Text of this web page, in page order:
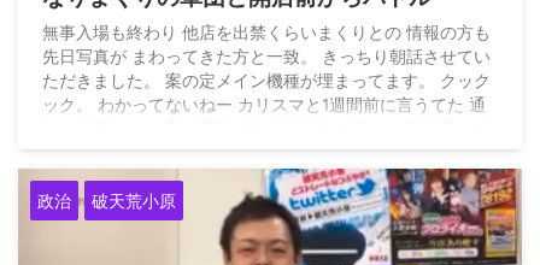
無事入場も終わり 他店を出禁くらいまくりとの 情報の方も
先日写真が まわってきた方と一致。 きっちり朝話させてい
ただきました。 案の定メイン機種が埋まってます。 クック
ック。 わかってないねー カリスマと1週間前に言うてた 通
政治 破天荒小原